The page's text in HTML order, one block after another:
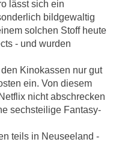
lässt sich ein
bildgewaltig
solchen Stoff heute
- und wurden
Kinokassen nur gut
ein. Von diesem
nicht abschrecken
sechsteilige Fantasy-
teils in Neuseeland -